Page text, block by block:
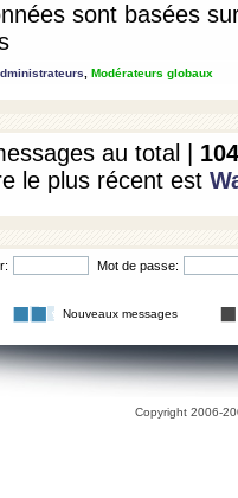
sont basées
Modérateurs globaux
au total | 104
le plus récent est
Mot de passe:
Nouveaux messages
Copyright 2006-